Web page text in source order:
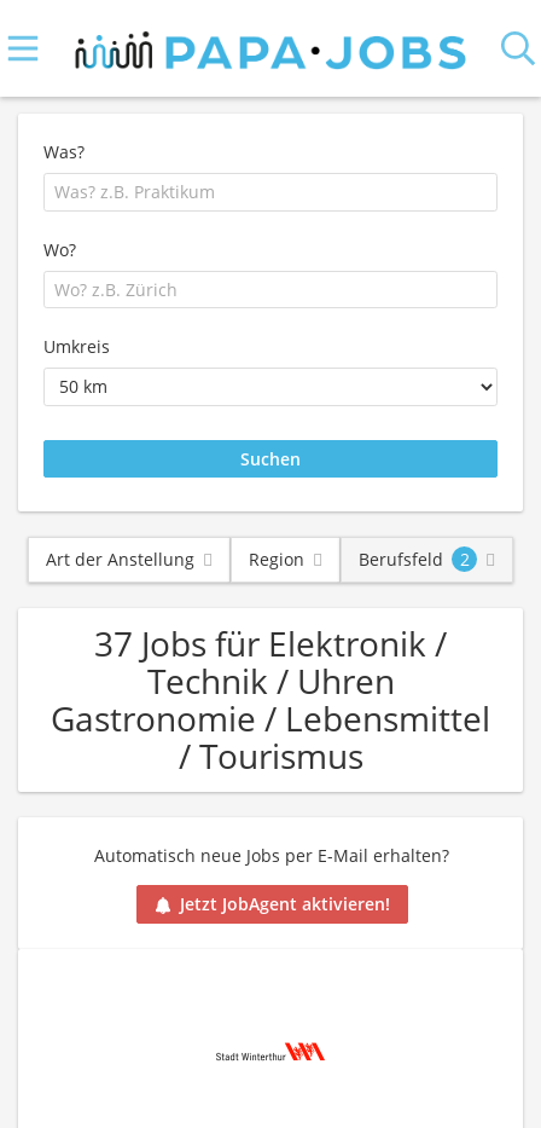
Was?
Wo?
Umkreis
Art der Anstellung Region Berufsfeld 2
37 Jobs für Elektronik /
Technik / Uhren
Gastronomie / Lebensmittel
/ Tourismus
Automatisch neue Jobs per E-Mail erhalten?
Jetzt JobAgent aktivieren!